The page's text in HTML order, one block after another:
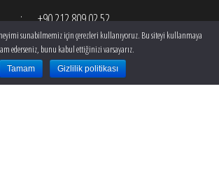
:
+90 212 809 02 52
: info@theclinic.com.tr
sunabilmemiz için çerezleri kullanıyoruz. Bu siteyi kullanmaya
ederseniz, bunu kabul ettiğinizi varsayarız.
Tamam Gizlilik politikası